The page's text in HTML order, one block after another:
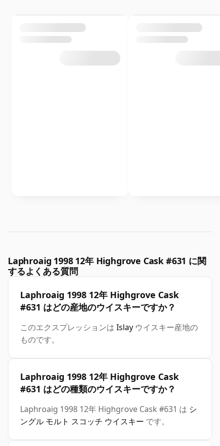
Laphroaig 1998 12年 Highgrove Cask #631 に関
するよくある質問
Laphroaig 1998 12年 Highgrove Cask
#631 はどの産地のウイスキーですか？
このエクスプレッションは Islay ウイスキー産地の
ものです。
Laphroaig 1998 12年 Highgrove Cask
#631 はどの種類のウイスキーですか？
Laphroaig 1998 12年 Highgrove Cask #631 は シ
ングル モルト スコッチ ウイスキー です。